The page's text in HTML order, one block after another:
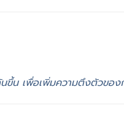
น เพื่อเพิ่มความตึงตัวของ